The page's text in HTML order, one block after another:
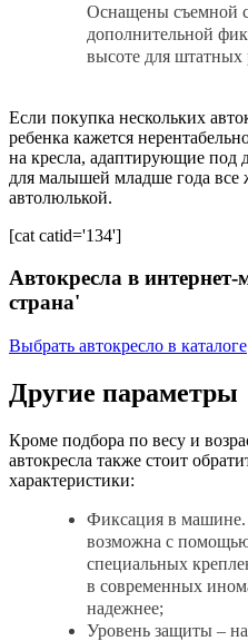
Оснащены съемной
дополнительной
высоте для штатных
Если покупка нескольких
ребенка кажется
на кресла, адаптирующие под
для малышей младше года все
автолюлькой.
[cat catid='134']
Автокресла в
страна'
Выбрать автокресло в каталоге
Другие параметры
Кроме подбора по весу и
автокресла также стоит
характеристики:
Фиксация в машине.
возможна с
специальных
в современных
надежнее;
Уровень защиты –